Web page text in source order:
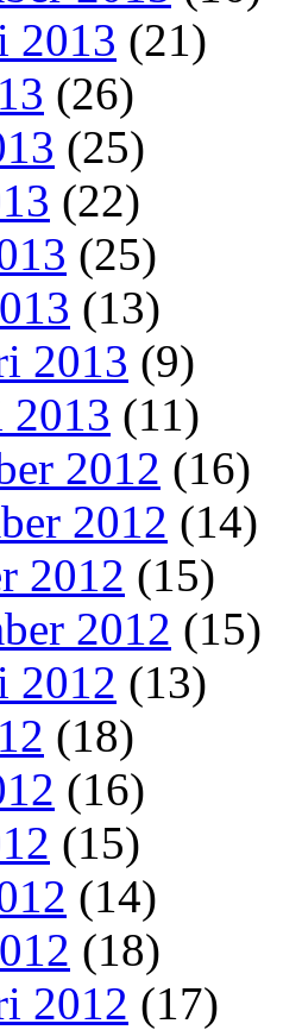
2013 (21)
(26)
(25)
(22)
(25)
(13)
2013 (9)
2013 (11)
2012 (16)
2012 (14)
2012 (15)
2012 (15)
2012 (13)
(18)
(16)
(15)
(14)
(18)
2012 (17)